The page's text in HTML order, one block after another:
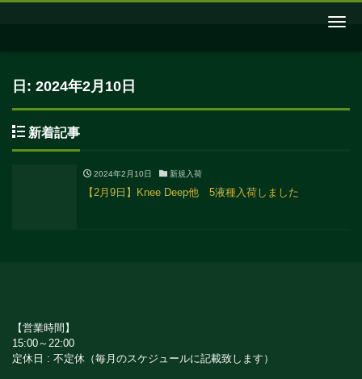
日: 2024年2月10日
新着記事
2024年2月10日 新規入荷
【2月9日】Knee Deep他 5液種入荷しました
【営業時間】
15:00～22:00
定休日 : 不定休（毎月のスケジュールに記載致します）